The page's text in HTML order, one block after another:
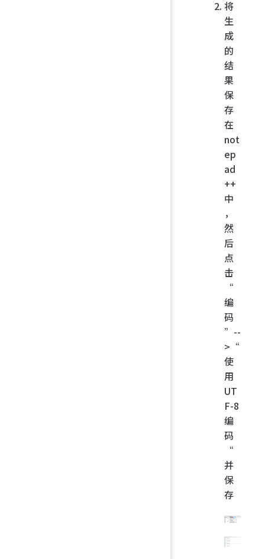
将
生
成
的
结
果
保
存
在
not
ep
ad
++
中
，
然
后
点
击
“
编
码
”--
>“
使
用
UT
F-8
编
码
“
并
保
存